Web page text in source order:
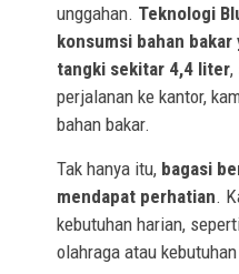
unggahan. Teknologi
konsumsi bahan
tangki sekitar 4,4 liter,
perjalanan ke kantor,
bahan bakar.
Tak hanya itu, bagasi
mendapat perhatian.
kebutuhan harian,
olahraga atau